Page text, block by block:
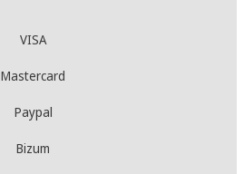
VISA
Mastercard
Paypal
Bizum